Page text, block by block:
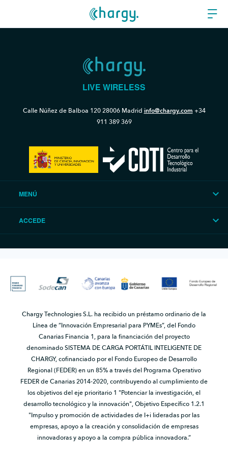
LIVE WIRELESS
Calle Núñez de Balboa 12028006 Madrid info@chargy.com +34
911 389 369
MENÚ
ACCEDE
Chargy Technologies S.L. ha recibido un préstamo ordinario de la
Línea de “Innovación Empresarial para PYMEs”, del Fondo
Canarias Financia 1, para la financiación del proyecto
denominado SISTEMA DE CARGA PORTÁTIL INTELIGENTE DE
CHARGY, cofinanciado por el Fondo Europeo de Desarrollo
Regional (FEDER) en un 85% a través del Programa Operativo
FEDER de Canarias 2014-2020, contribuyendo al cumplimiento de
los objetivos del eje prioritario 1 "Potenciar la investigación, el
desarrollo tecnológico y la innovación", Objetivo Específico 1.2.1
"Impulso y promoción de actividades de I+i lideradas por las
empresas, apoyo a la creación y consolidación de empresas
innovadoras y apoyo a la compra pública innovadora.”